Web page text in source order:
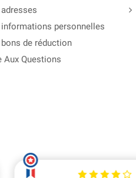
personnelles
de réduction
Aux Questions